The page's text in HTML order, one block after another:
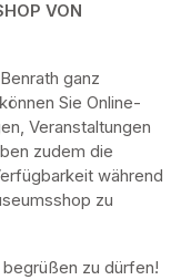
VON
ganz
Sie Online-
Veranstaltungen
zudem die
während
zu
zu dürfen!